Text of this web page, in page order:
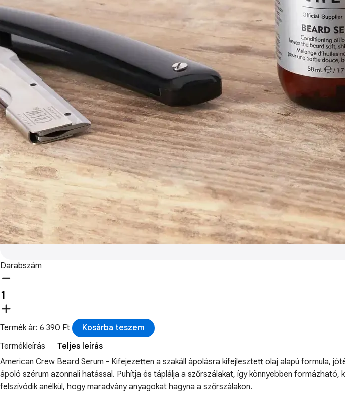
Darabszám
Termék ár: 6 390 Ft
Kosárba teszem
Termékleírás
Teljes leírás
American Crew Beard Serum - Kifejezetten a szakáll ápolásra kifejlesztett olaj alapú formula,
ápoló szérum azonnali hatással. Puhítja és táplálja a szőrszálakat, így könnyebben
felszívódik anélkül, hogy maradvány anyagokat hagyna a szőrszálakon.